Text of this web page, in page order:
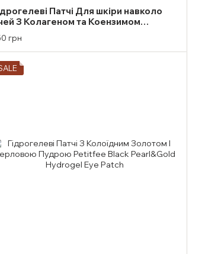
Патчі Для шкіри навколо
З Колагеном та Коензимом
Collagen 98% & Co Q10 Hyd
грн